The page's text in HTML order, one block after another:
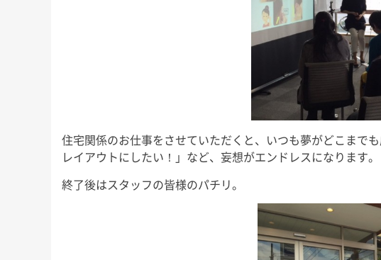
住宅関係のお仕事をさせていただくと、いつも夢がどこまで
レイアウトにしたい！」など、妄想がエンドレスになります。
終了後はスタッフの皆様のパチリ。